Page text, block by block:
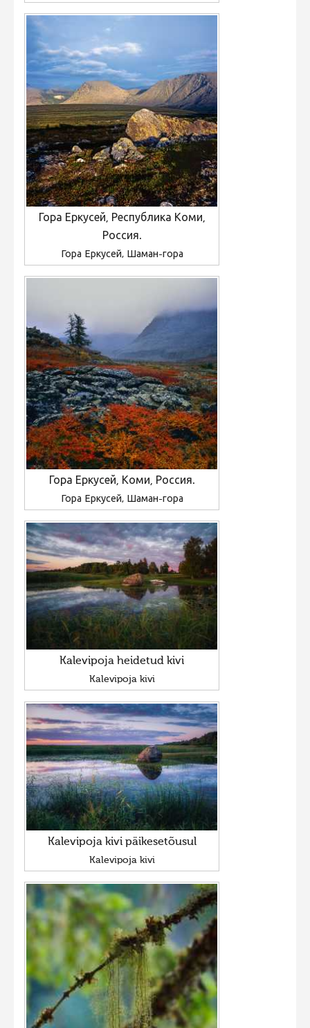
Гора Еркусей, Республика Коми,
Россия.
Гора Еркусей, Шаман-гора
Гора Еркусей, Коми, Россия.
Гора Еркусей, Шаман-гора
Kalevipoja heidetud kivi
Kalevipoja kivi
Kalevipoja kivi päikesetõusul
Kalevipoja kivi